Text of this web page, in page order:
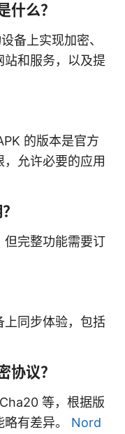
什么？
备上实现加密、
和服务，以及提
的版本是官方
允许必要的应用
但完整功能需要订
上同步体验，包括
协议？
等，根据版
有差异。 Nord